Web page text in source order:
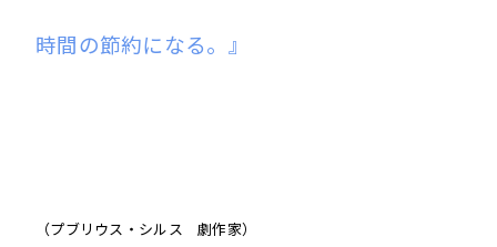
時間の節約になる。』
（プブリウス・シルス 劇作家）